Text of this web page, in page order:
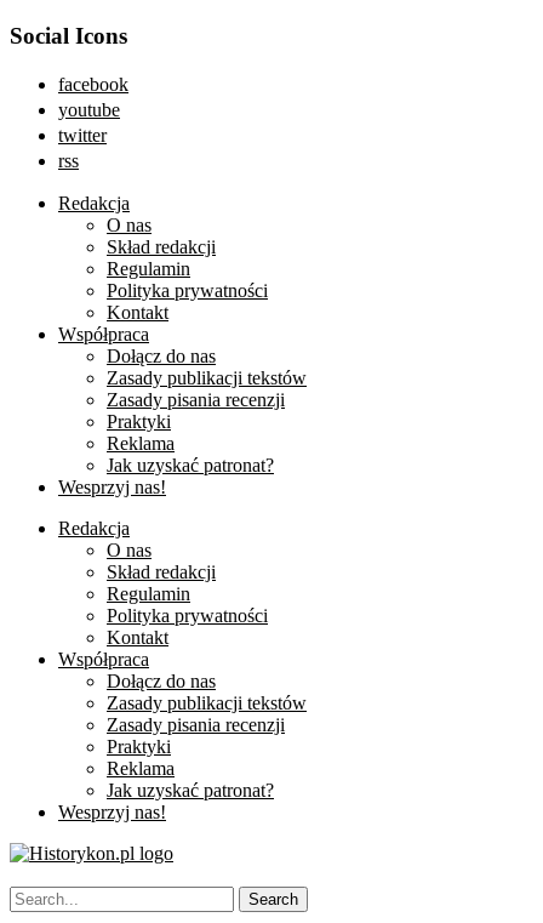
Social Icons
facebook
youtube
twitter
rss
Redakcja
O nas
Skład redakcji
Regulamin
Polityka prywatności
Kontakt
Współpraca
Dołącz do nas
Zasady publikacji tekstów
Zasady pisania recenzji
Praktyki
Reklama
Jak uzyskać patronat?
Wesprzyj nas!
Redakcja
O nas
Skład redakcji
Regulamin
Polityka prywatności
Kontakt
Współpraca
Dołącz do nas
Zasady publikacji tekstów
Zasady pisania recenzji
Praktyki
Reklama
Jak uzyskać patronat?
Wesprzyj nas!